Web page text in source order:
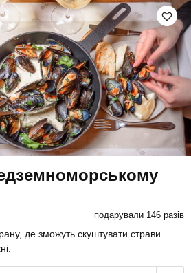
подарували 146 разів
де зможуть скуштувати страви